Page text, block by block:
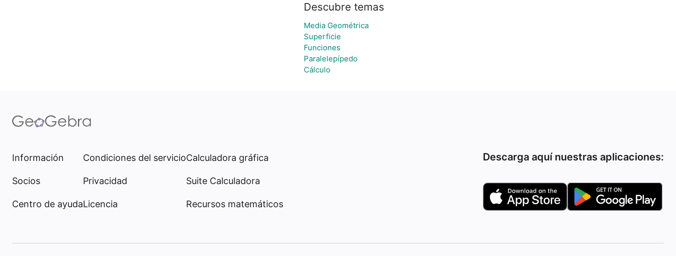
Descubre temas
Media Geométrica
Superficie
Funciones
Paralelepípedo
Cálculo
Información
Socios
Centro de ayuda
Condiciones del servicio
Privacidad
Licencia
Calculadora gráfica
Suite Calculadora
Recursos matemáticos
Descarga aquí nuestras aplicaciones: